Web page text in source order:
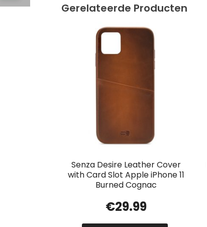
Gerelateerde Producten
Senza Desire Leather Cover
with Card Slot Apple iPhone 11
Burned Cognac
€29.99